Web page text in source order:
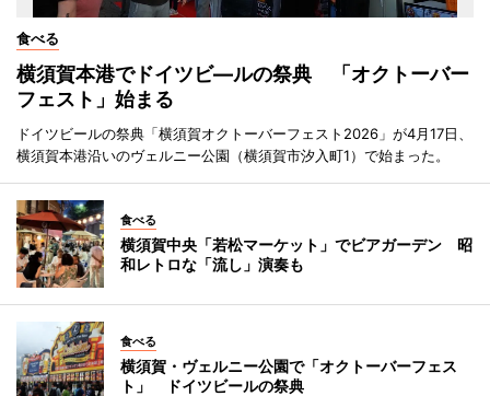
食べる
横須賀本港でドイツビ―ルの祭典 「オクトーバー
フェスト」始まる
ドイツビールの祭典「横須賀オクトーバーフェスト2026」が4月17日、
横須賀本港沿いのヴェルニー公園（横須賀市汐入町1）で始まった。
食べる
横須賀中央「若松マーケット」でビアガーデン 昭
和レトロな「流し」演奏も
食べる
横須賀・ヴェルニー公園で「オクトーバーフェス
ト」 ドイツビールの祭典